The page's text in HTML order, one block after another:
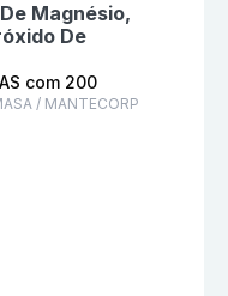
Magnésio,
De
com 200
/ MANTECORP